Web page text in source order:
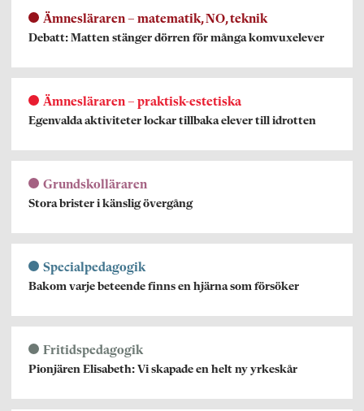
Ämnesläraren – matematik, NO, teknik
Debatt: Matten stänger dörren för många komvuxelever
Ämnesläraren – praktisk-estetiska
Egenvalda aktiviteter lockar tillbaka elever till idrotten
Grundskolläraren
Stora brister i känslig övergång
Specialpedagogik
Bakom varje beteende finns en hjärna som försöker
Fritidspedagogik
Pionjären Elisabeth: Vi skapade en helt ny yrkeskår